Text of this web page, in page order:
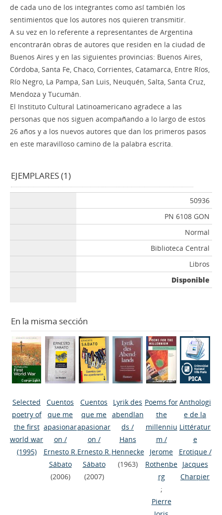
de cada uno de los integrantes como así también los
sentimientos que los autores nos quieren transmitir.
A su vez en lo referente a representantes de Argentina
encontrarán obras de autores que residen en la ciudad de
Buenos Aires y en las siguientes provincias: Buenos Aires,
Córdoba, Santa Fe, Chaco, Corrientes, Catamarca, Entre Ríos,
Río Negro, La Pampa, San Luis, Neuquén, Salta, Santa Cruz,
Mendoza y Tucumán.
El Instituto Cultural Latinoamericano agradece a las
personas que nos siguen acompañando a lo largo de estos
26 años y a los nuevos autores que dan los primeros pasos
en este maravilloso camino de la palabra escrita.
EJEMPLARES (1)
50936
PN 6108 GON
Normal
Biblioteca Central
Libros
Disponible
En la misma sección
Selected
poetry of
the first
world war
(1995)
Cuentos
que me
apasionar
on /
Ernesto R.
Sábato
(2006)
Cuentos
que me
apasionar
on /
Ernesto R.
Sábato
(2007)
Lyrik des
abendlan
ds /
Hans
Hennecke
(1963)
Poems for
the
millenniu
m /
Jerome
Rothenbe
rg
;
Pierre
Anthologi
e de la
Littératur
e
Erotique/
Jacques
Charpier